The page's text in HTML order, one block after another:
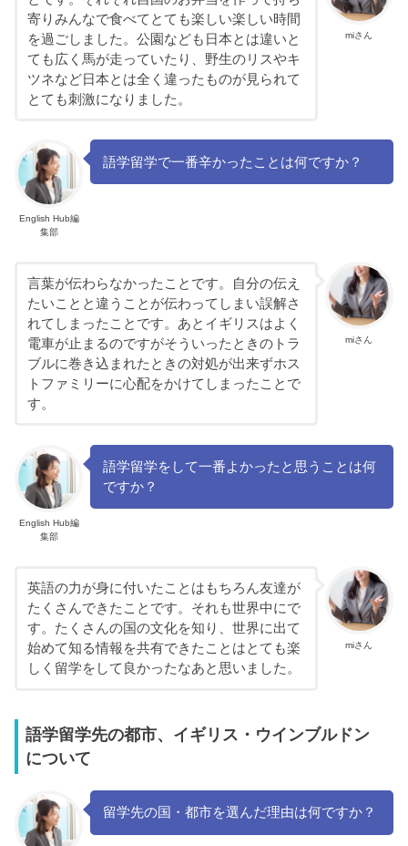
miさん
寄りみんなで食べてとても楽しい楽しい時間
を過ごしました。公園なども日本とは違いと
ても広く馬が走っていたり、野生のリスやキ
ツネなど日本とは全く違ったものが見られて
とても刺激になりました。
English Hub編
集部
語学留学で一番辛かったことは何ですか？
miさん
言葉が伝わらなかったことです。自分の伝え
たいことと違うことが伝わってしまい誤解さ
れてしまったことです。あとイギリスはよく
電車が止まるのですがそういったときのトラ
ブルに巻き込まれたときの対処が出来ずホス
トファミリーに心配をかけてしまったことで
す。
English Hub編
集部
語学留学をして一番よかったと思うことは何
ですか？
miさん
英語の力が身に付いたことはもちろん友達が
たくさんできたことです。それも世界中にで
す。たくさんの国の文化を知り、世界に出て
始めて知る情報を共有できたことはとても楽
しく留学をして良かったなあと思いました。
語学留学先の都市、イギリス・ウインブルドン
について
留学先の国・都市を選んだ理由は何ですか？